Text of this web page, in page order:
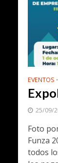
EVENTOS •
25/09/
Foto
Funza
todos